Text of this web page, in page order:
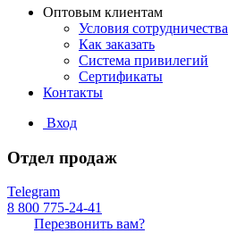
Оптовым клиентам
Условия сотрудничества
Как заказать
Система привилегий
Сертификаты
Контакты
Вход
Отдел продаж
Telegram
8 800 775-24-41
Перезвонить вам?